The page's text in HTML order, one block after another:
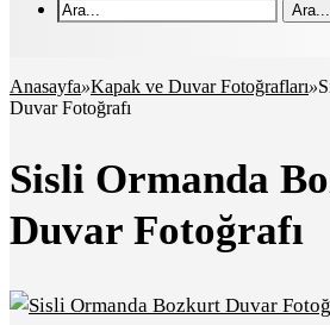
Ara...
Anasayfa»Kapak ve Duvar Fotoğrafları»
Duvar Fotoğrafı
Sisli Ormanda
Duvar Fotoğrafı